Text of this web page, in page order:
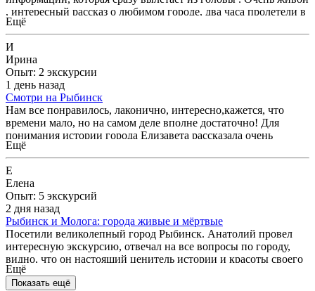
, интересный рассказ о любимом городе, два часа пролетели в
прекрасном настроении. Мы получили удовольствие, узнали
много интересных фактов, Рыбинск - очень позитивный
город, и Наталья ему соответствует... Обязательно вернёмся .
Ещё
И
Ирина
Опыт: 2 экскурсии
1 день назад
Смотри на Рыбинск
Нам все понравилось, лаконично, интересно,кажется, что
времени мало, но на самом деле вполне достаточно! Для
понимания истории города Елизавета рассказала очень
интересные факты, дала советы, какие ещё места можно
посетить. Мы прислушаемся к ее рекомендациям обязательно!
Ещё
Е
Елена
Опыт: 5 экскурсий
2 дня назад
Рыбинск и Молога: города живые и мёртвые
Посетили великолепный город Рыбинск. Анатолий провел
интересную экскурсию, отвечал на все вопросы по городу,
видно, что он настоящий ценитель истории и красоты своего
города. Посетили макет города Молога, оставили
неизгладимое впечатление. Были на экскурсии с ребенком 10
Ещё
Показать ещё